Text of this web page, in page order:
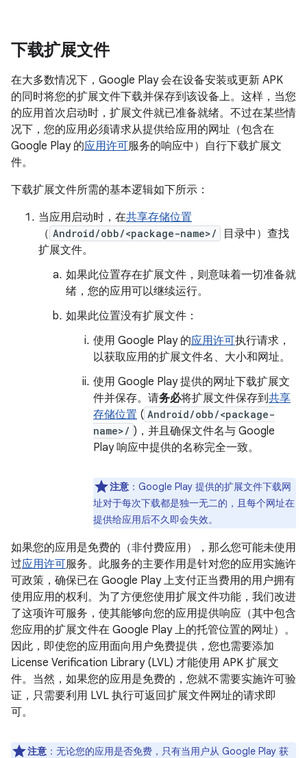
下载扩展文件
在大多数情况下，Google Play 会在设备安装或更新 APK
的同时将您的扩展文件下载并保存到该设备上。这样，当您
的应用首次启动时，扩展文件就已准备就绪。不过在某些情
况下，您的应用必须请求从提供给应用的网址（包含在
Google Play 的应用许可服务的响应中）自行下载扩展文
件。
下载扩展文件所需的基本逻辑如下所示：
当应用启动时，在共享存储位置
（ Android/obb/<package-name>/
目录中）查找
扩展文件。
如果此位置存在扩展文件，则意味着一切准备就
绪，您的应用可以继续运行。
如果此位置没有扩展文件：
使用 Google Play 的应用许可执行请求，
以获取应用的扩展文件名、大小和网址。
使用 Google Play 提供的网址下载扩展文
件并保存。请务必将扩展文件保存到共享
存储位置 ( Android/obb/<package-
name>/ )，并且确保文件名与 Google
Play 响应中提供的名称完全一致。
注意 ：Google Play 提供的扩展文件下载网
址对于每次下载都是独一无二的，且每个网址在
提供给应用后不久即会失效。
如果您的应用是免费的（非付费应用），那么您可能未使用
过应用许可服务。此服务的主要作用是针对您的应用实施许
可政策，确保已在 Google Play 上支付正当费用的用户拥有
使用应用的权利。为了方便您使用扩展文件功能，我们改进
了这项许可服务，使其能够向您的应用提供响应（其中包含
您应用的扩展文件在 Google Play 上的托管位置的网址）。
因此，即使您的应用面向用户免费提供，您也需要添加
License Verification Library (LVL) 才能使用 APK 扩展文
件。当然，如果您的应用是免费的，您就不需要实施许可验
证，只需要利用 LVL 执行可返回扩展文件网址的请求即
可。
注意 ：无论您的应用是否免费，只有当用户从 Google Play 获